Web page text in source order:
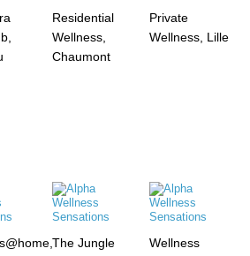
Residential
Wellness,
Chaumont
Private
Wellness, Lille
The Jungle
Wellness